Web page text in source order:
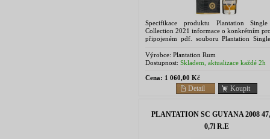
Specifikace produktu Plantation
Collection 2021 informace o konkrétním
připojeném pdf. souboru Plantation
Couture...
Výrobce: Plantation Rum
Dostupnost: Skladem, aktualizace každé 2h
Cena: 1 060,00 Kč
Koupit
Detail
PLANTATION SC GUYANA 2008
0,7l R.E